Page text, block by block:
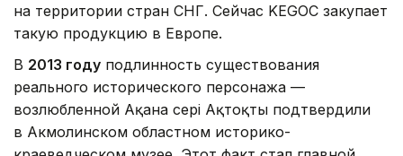
на территории стран СНГ. Сейчас KEGOC закупает
такую продукцию в Европе.
В 2013 году подлинность существования
реального исторического персонажа —
возлюбленной Ақана сері Ақтоқты подтвердили
в Акмолинском областном историко-